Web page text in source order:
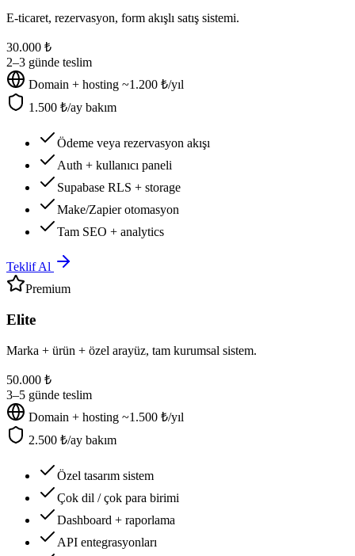
E-ticaret, rezervasyon, form akışlı satış sistemi.
30.000 ₺
2–3 günde teslim
Domain + hosting ~1.200 ₺/yıl
1.500 ₺/ay bakım
Ödeme veya rezervasyon akışı
Auth + kullanıcı paneli
Supabase RLS + storage
Make/Zapier otomasyon
Tam SEO + analytics
Teklif Al
Premium
Elite
Marka + ürün + özel arayüz, tam kurumsal sistem.
50.000 ₺
3–5 günde teslim
Domain + hosting ~1.500 ₺/yıl
2.500 ₺/ay bakım
Özel tasarım sistem
Çok dil / çok para birimi
Dashboard + raporlama
API entegrasyonları